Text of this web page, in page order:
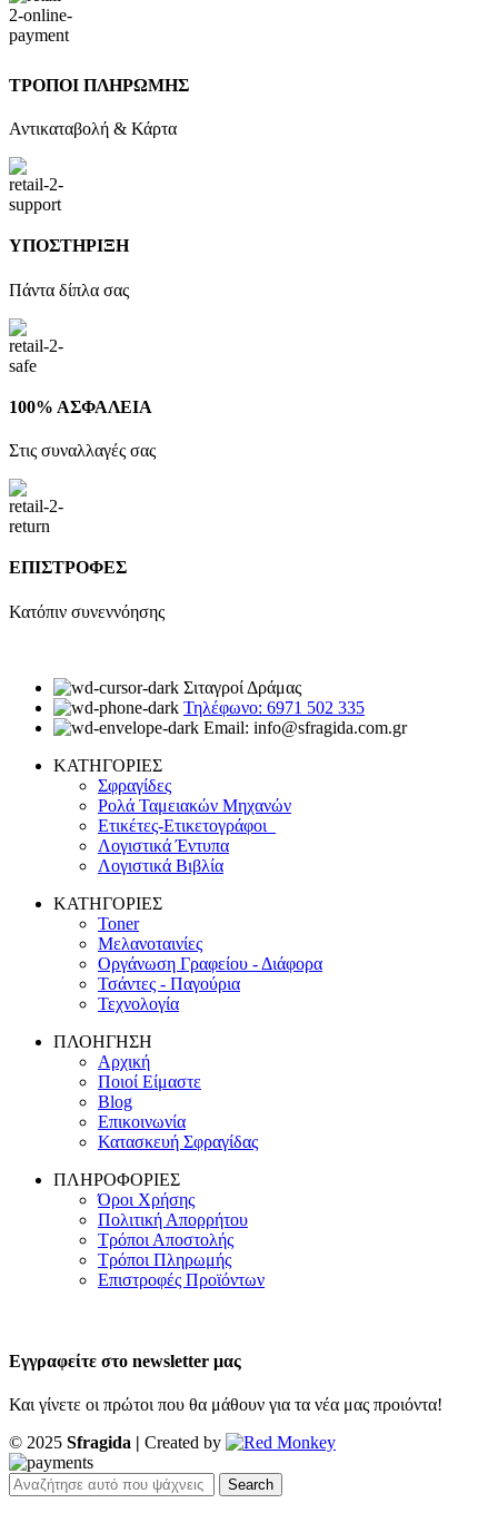
ΤΡΟΠΟΙ ΠΛΗΡΩΜΗΣ
Αντικαταβολή & Κάρτα
ΥΠΟΣΤΗΡΙΞΗ
Πάντα δίπλα σας
100% ΑΣΦΑΛΕΙΑ
Στις συναλλαγές σας
ΕΠΙΣΤΡΟΦΕΣ
Κατόπιν συνεννόησης
Σιταγροί Δράμας
Τηλέφωνο: 6971 502 335
Email: info@sfragida.com.gr
ΚΑΤΗΓΟΡΙΕΣ
Σφραγίδες
Ρολά Ταμειακών Μηχανών
Ετικέτες-Ετικετογράφοι
Λογιστικά Έντυπα
Λογιστικά Βιβλία
ΚΑΤΗΓΟΡΙΕΣ
Toner
Μελανοταινίες
Οργάνωση Γραφείου - Διάφορα
Τσάντες - Παγούρια
Τεχνολογία
ΠΛΟΗΓΗΣΗ
Αρχική
Ποιοί Είμαστε
Blog
Επικοινωνία
Κατασκευή Σφραγίδας
ΠΛΗΡΟΦΟΡΙΕΣ
Όροι Χρήσης
Πολιτική Απορρήτου
Τρόποι Αποστολής
Τρόποι Πληρωμής
Επιστροφές Προϊόντων
Εγγραφείτε στο newsletter μας
Και γίνετε οι πρώτοι που θα μάθουν για τα νέα μας προιόντα!
© 2025 Sfragida | Created by
Search